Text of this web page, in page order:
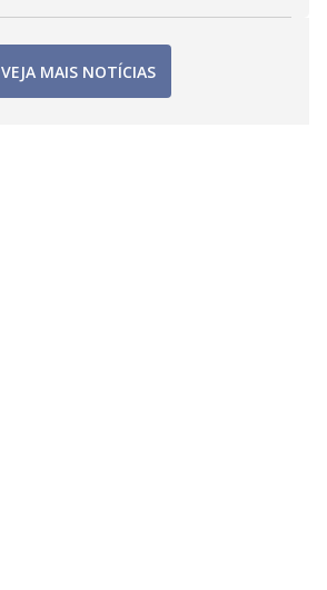
VEJA MAIS NOTÍCIAS